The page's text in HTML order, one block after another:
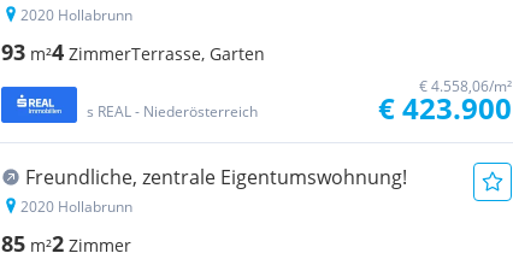
2020 Hollabrunn
93 m²4 ZimmerTerrasse, Garten
s REAL - Niederösterreich
€ 4.558,06/m²
€ 423.900
Freundliche, zentrale Eigentumswohnung!
2020 Hollabrunn
85 m²2 Zimmer